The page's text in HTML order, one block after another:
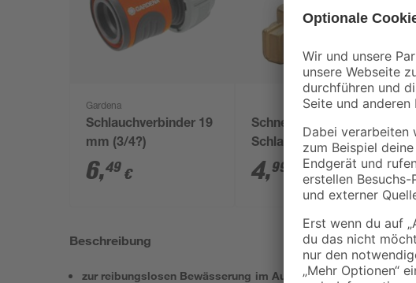
Gardena
Schlauchverbinder 19
mm (3/4?)
6,49 €
Schnellkupplung mit
Schlauchstück 19,05
mm (3/4")
4,99
Beschreibung
zur reibungslosen Bewässerung im Außenbereich